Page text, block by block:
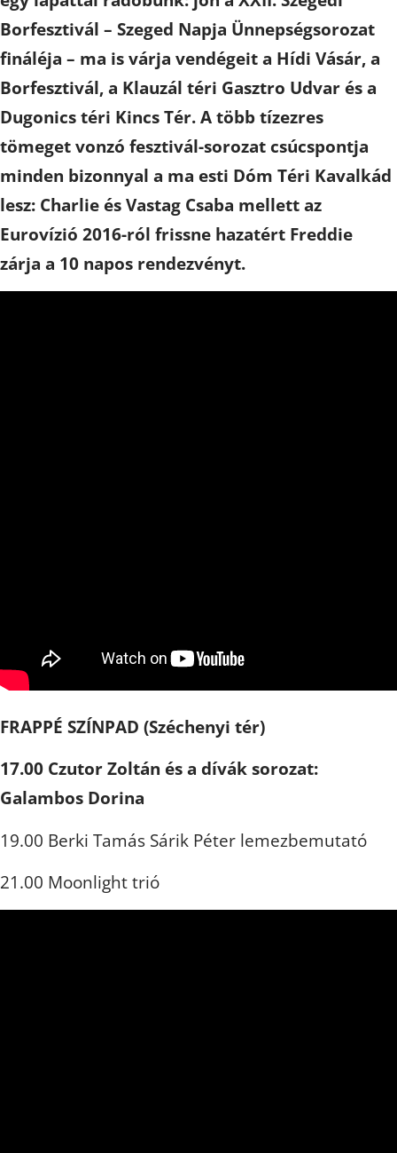
Borfesztivál – Szeged Napja Ünnepségsorozat
fináléja – ma is várja vendégeit a Hídi Vásár, a
Borfesztivál, a Klauzál téri Gasztro Udvar és a
Dugonics téri Kincs Tér. A több tízezres
tömeget vonzó fesztivál-sorozat csúcspontja
minden bizonnyal a ma esti Dóm Téri Kavalkád
lesz: Charlie és Vastag Csaba mellett az
Eurovízió 2016-ról frissne hazatért Freddie
zárja a 10 napos rendezvényt.
FRAPPÉ SZÍNPAD (Széchenyi tér)
17.00 Czutor Zoltán és a dívák sorozat:
Galambos Dorina
19.00 Berki Tamás Sárik Péter lemezbemutató
21.00 Moonlight trió